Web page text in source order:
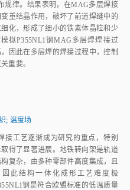
规律。结果表明，在MAG多层焊接
重结晶作用，破坏了前道焊缝中的
化，形成了细小的铁素体晶粒和少
拟P355NL1钢MAG多层焊焊接过
因此在多层焊的焊接过程中，控制
重要。
; 温度场
接工艺逐渐成为研究的重点，特别
得了显著进展。地铁转向架是轨道
复杂，由多种零部件高度集成，且
此结构一体化成形工艺难度极
钢是符合欧盟标准的低温质量